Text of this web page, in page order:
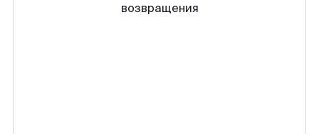
возвращения